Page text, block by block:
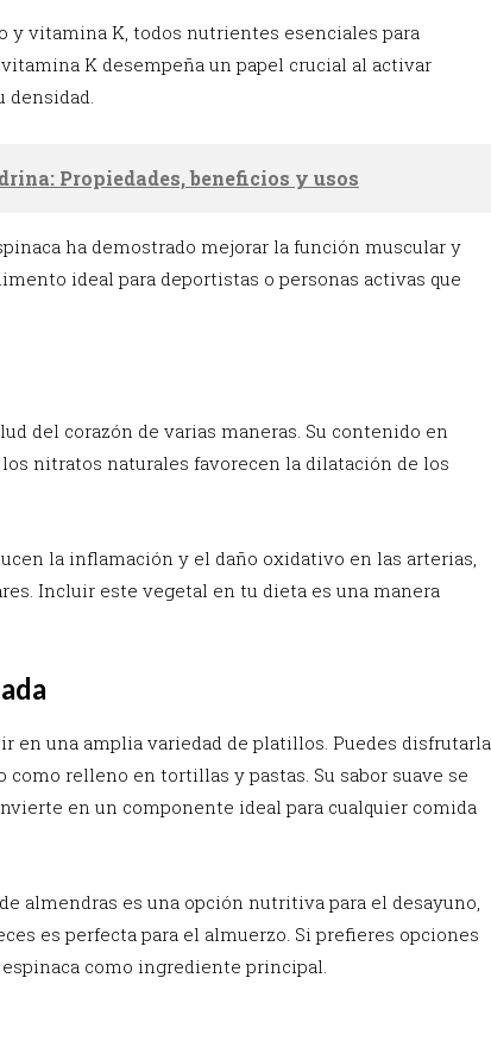
y vitamina K, todos nutrientes esenciales para
K desempeña un papel crucial al activar
Propiedades, beneficios y usos
ha demostrado mejorar la función muscular y
ideal para deportistas o personas activas que
del corazón de varias maneras. Su contenido en
nitratos naturales favorecen la dilatación de los
la inflamación y el daño oxidativo en las arterias,
Incluir este vegetal en tu dieta es una manera
una amplia variedad de platillos. Puedes disfrutarla
como relleno en tortillas y pastas. Su sabor suave se
en un componente ideal para cualquier comida
almendras es una opción nutritiva para el desayuno,
es perfecta para el almuerzo. Si prefieres opciones
como ingrediente principal.